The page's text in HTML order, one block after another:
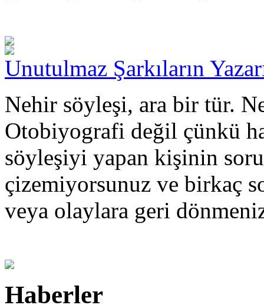
Unutulmaz Şarkıların
Nehir söyleşi, ara bir tür.
Otobiyografi değil çünkü
söyleşiyi yapan kişinin
çizemiyorsunuz ve birkaç
veya olaylara geri
Haberler